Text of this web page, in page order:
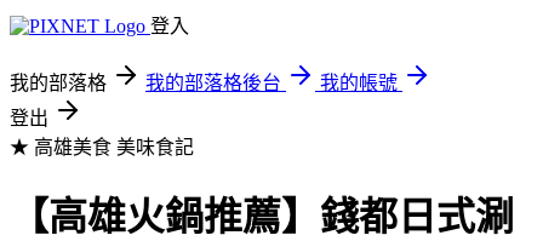
登入
我的部落格 我的部落格後台
我的帳號
登出
★ 高雄美食 美味食記
【高雄火鍋推薦】錢都日式涮